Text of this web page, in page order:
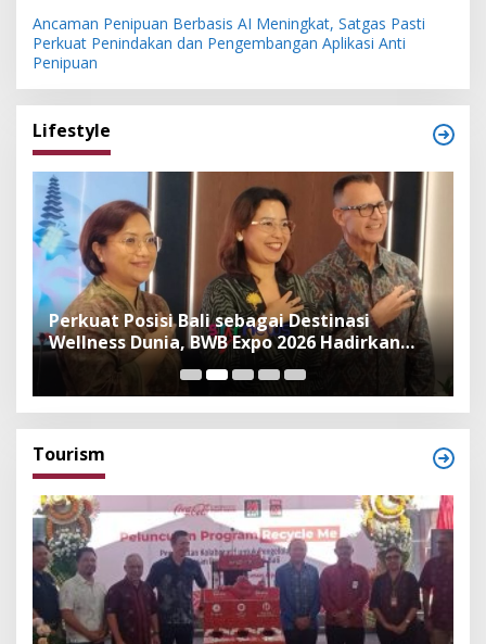
Ancaman Penipuan Berbasis AI Meningkat, Satgas Pasti
Perkuat Penindakan dan Pengembangan Aplikasi Anti
Penipuan
Lifestyle
Perkuat Posisi Bali sebagai Destinasi
Wellness Dunia, BWB Expo 2026 Hadirkan
Exhibitor Nasional dan Global
Tourism